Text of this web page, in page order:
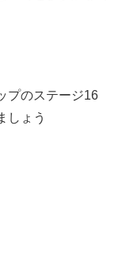
プのステージ16
しょう